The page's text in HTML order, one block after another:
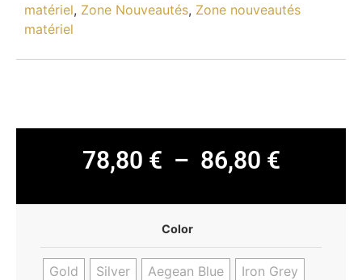
matériel, Zone Nouveautés, Zone nouveautés
matériel
78,80 € – 86,80 €
Color
Gold Silver Aegean Blue
Iron Grey